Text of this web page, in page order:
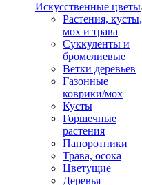
Искусственные цветы
Растения, кусты,
мох и трава
Суккуленты и
бромелиевые
Ветки деревьев
Газонные
коврики/мох
Кусты
Горшечные
растения
Папоротники
Трава, осока
Цветущие
Деревья